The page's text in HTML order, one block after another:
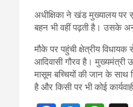
अधीक्षिका ने खंड मुख्यालय पर
बहन भी वहीं पढ़ती है। उसके
मौके पर पहुंची क्षेत्रीय
आदिवासी गौरव है।
मासूम बच्चियों की जान के साथ
है और किसी पर भी कोई